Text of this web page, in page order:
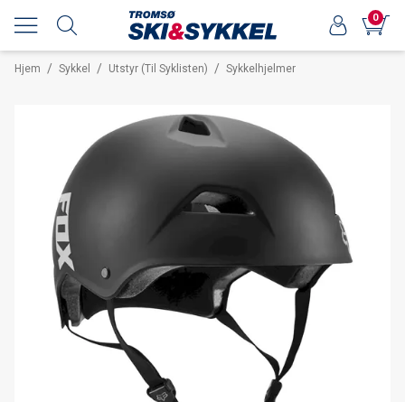
0
Hjem / Sykkel / Utstyr (Til Syklisten) / Sykkelhjelmer